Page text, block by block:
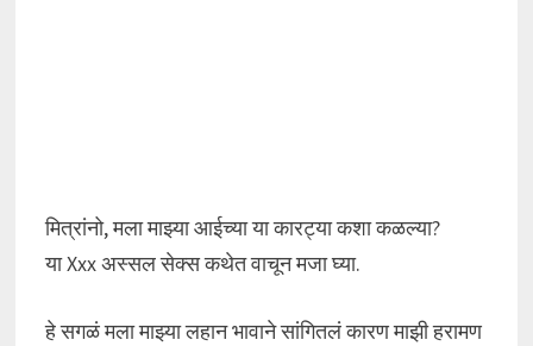
मित्रांनो, मला माझ्या आईच्या या कारट्या कशा कळल्या?
या Xxx अस्सल सेक्स कथेत वाचून मजा घ्या.
हे सगळं मला माझ्या लहान भावाने सांगितलं कारण माझी हरामण